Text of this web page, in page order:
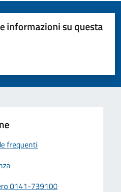
informazioni su questa
su 5
5
frequenti
0141-739100